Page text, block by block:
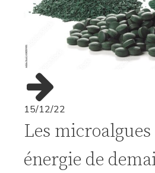
15/12/22
Les
énergie de